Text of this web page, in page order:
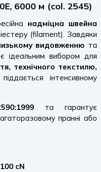
6000 м (col. 2545)
надміцна швейна
(filament). Завдяки
видовженню та
ідеальним вибором для
технічного текстилю,
інтенсивному
та гарантує
пранні або
cN